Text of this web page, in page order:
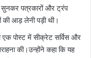
पत्रकारों और ट्रंप
की आड़ लेनी पड़ी थी।
पोस्ट में सीक्रेट सर्विस और
की।उन्होंने कहा कि यह